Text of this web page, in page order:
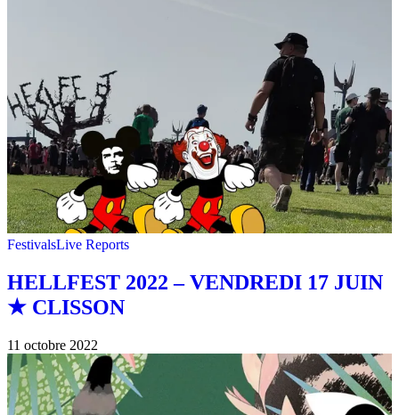
FestivalsLive Reports
HELLFEST 2022 – VENDREDI 17 JUIN
★ CLISSON
11 octobre 2022